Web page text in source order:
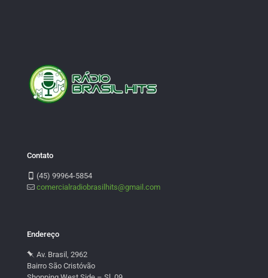
Contato
(45) 99964-5854
comercialradiobrasilhits@gmail.com
Endereço
Av. Brasil, 2962
Bairro São Cristóvão